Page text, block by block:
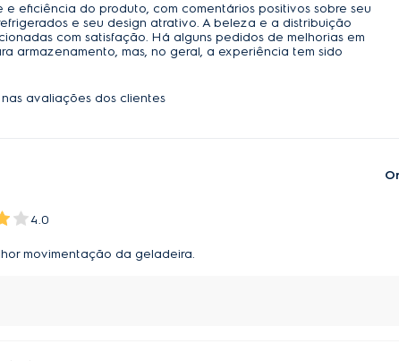
eficiência do produto, com comentários positivos sobre seu
e seu design atrativo. A beleza e a distribuição
com satisfação. Há alguns pedidos de melhorias em
armazenamento, mas, no geral, a experiência tem sido
avaliações dos clientes
4.0
movimentação da geladeira.